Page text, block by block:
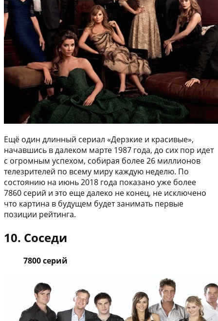
Ещё один длинный сериал «Дерзкие и красивые»,
начавшись в далеком марте 1987 года, до сих пор идет
с огромным успехом, собирая более 26 миллионов
телезрителей по всему миру каждую неделю. По
состоянию на июнь 2018 года показано уже более
7860 серий и это еще далеко не конец, не исключено
что картина в будущем будет занимать первые
позиции рейтинга.
10. Соседи
7800 серий